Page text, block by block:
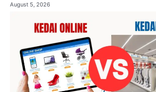
August 5, 2026